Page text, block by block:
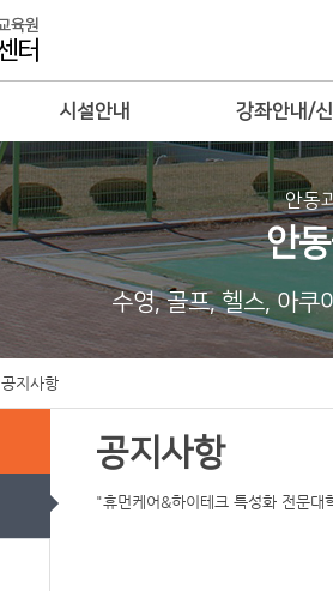
시설안내 강좌안내/
안동
안
수영, 골프, 헬스, 아쿠
공지사항
공지사항
"휴먼케어&하이테크 특성화 전문대